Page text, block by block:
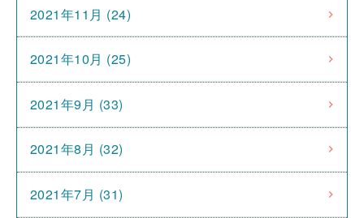
2021年11月 (24)
2021年10月 (25)
2021年9月 (33)
2021年8月 (32)
2021年7月 (31)